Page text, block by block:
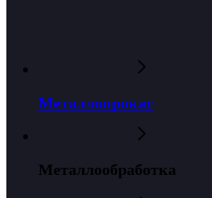
Металлопрокат
Металлообработка